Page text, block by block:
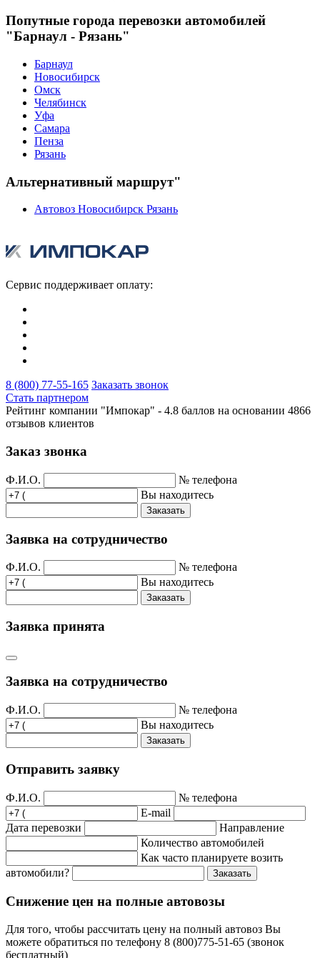
Попутные города перевозки автомобилей
"Барнаул - Рязань"
Барнаул
Новосибирск
Омск
Челябинск
Уфа
Самара
Пенза
Рязань
Альтернативный маршрут"
Автовоз Новосибирск Рязань
Сервис поддерживает оплату:
8 (800) 77-55-165 Заказать звонок
Стать партнером
Рейтинг компании "Импокар" - 4.8 баллов на основании 4866
отзывов клиентов
Заказ звонка
Ф.И.О.
№ телефона
Вы находитесь
Заказать
Заявка на сотрудничество
Ф.И.О.
№ телефона
Вы находитесь
Заказать
Заявка принята
Заявка на сотрудничество
Ф.И.О.
№ телефона
Вы находитесь
Заказать
Отправить заявку
Ф.И.О.
№ телефона
E-mail
Дата перевозки
Направление
Количество автомобилей
Как часто планируете возить
автомобили?
Заказать
Снижение цен на полные автовозы
Для того, чтобы рассчитать цену на полный автовоз Вы
можете обратиться по телефону 8 (800)775-51-65 (звонок
бесплатный)